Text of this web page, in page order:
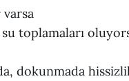
varsa
su toplamaları
dokunmada